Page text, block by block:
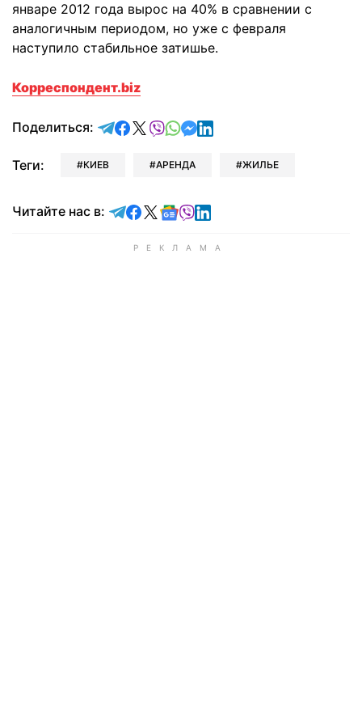
январе 2012 года вырос на 40% в сравнении с
аналогичным периодом, но уже с февраля
наступило стабильное затишье.
Корреспондент.biz
Поделиться: отправить в Telegram
поделиться в Facebook
поделиться в X
отправить в Viber
отправить в Whatsapp
отправить в Messenger
отправить в LinkedIn
Теги: КИЕВ АРЕНДА ЖИЛЬЕ
Читайте нас в: Читайте в Telegram
Читайте в Facebook
Читайте в X
Читайте в Google news
Читайте в Viber
Читайте в LinkedIn